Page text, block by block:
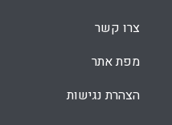
צרו קשר
מפת אתר
הצהרת נגישות